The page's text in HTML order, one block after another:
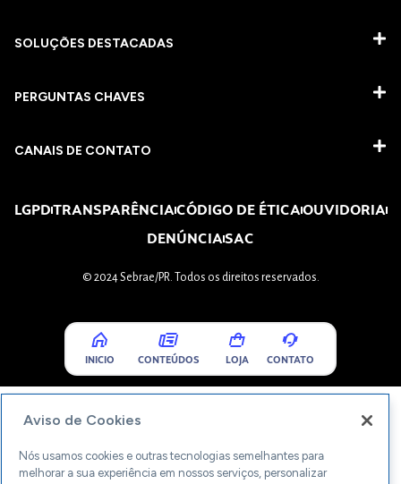
SOLUÇÕES DESTACADAS
PERGUNTAS CHAVES​
CANAIS DE CONTATO
LGPDTRANSPARÊNCIACÓDIGO DE ÉTICAOUVIDORIA
DENÚNCIASAC
© 2024 Sebrae/PR. Todos os direitos reservados.
INICIO CONTEÚDOS LOJA CONTATO
Aviso de Cookies
Nós usamos cookies e outras tecnologias semelhantes para
melhorar a sua experiência em nossos serviços, personalizar